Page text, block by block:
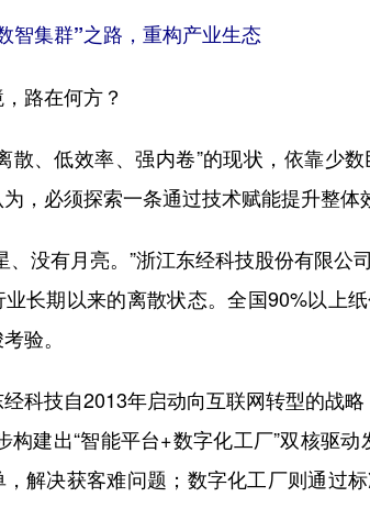
智集群”之路，重构产业生态
路在何方？
、低效率、强内卷”的现状，依靠少
，必须探索一条通过技术赋能提升整
没有月亮。”浙江东经科技股份有限公
长期以来的离散状态。全国90%以上
验。
技自2013年启动向互联网转型的战略
构建出“智能平台+数字化工厂”双核驱
解决获客难问题；数字化工厂则通过